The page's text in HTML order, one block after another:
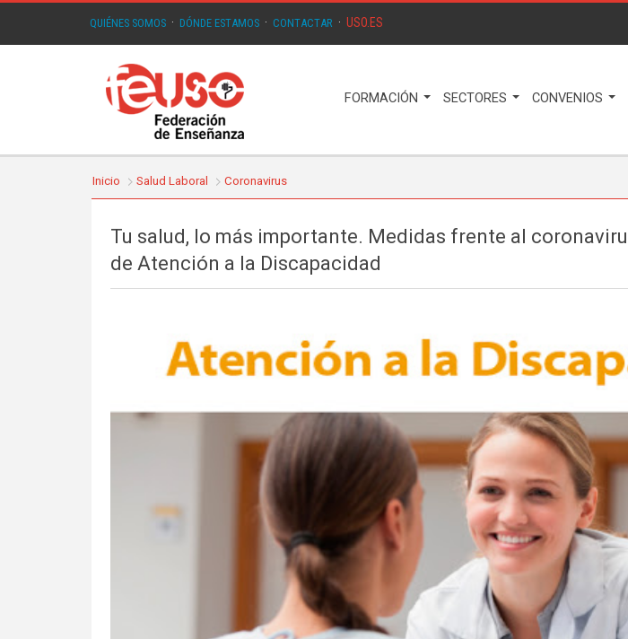
QUIÉNES SOMOS · DÓNDE ESTAMOS · CONTACTAR · USO.ES
FORMACIÓN SECTORES CONVENIOS
Inicio Salud Laboral Coronavirus
Tu salud, lo más importante. Medidas frente al
de Atención a la Discapacidad